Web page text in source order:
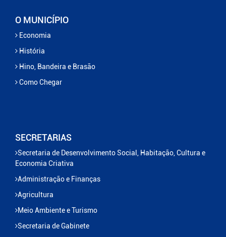
O MUNICÍPIO
Economia
História
Hino, Bandeira e Brasão
Como Chegar
SECRETARIAS
Secretaria de Desenvolvimento Social, Habitação, Cultura e
Economia Criativa
Administração e Finanças
Agricultura
Meio Ambiente e Turismo
Secretaria de Gabinete